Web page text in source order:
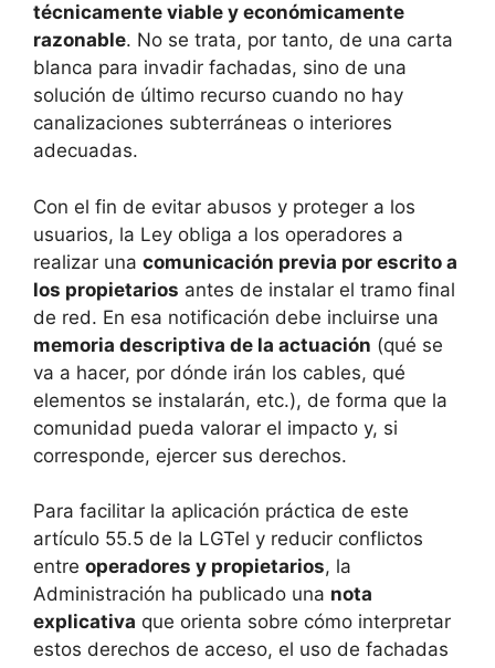
técnicamente viable y económicamente
razonable. No se trata, por tanto, de una carta
blanca para invadir fachadas, sino de una
solución de último recurso cuando no hay
canalizaciones subterráneas o interiores
adecuadas.
Con el fin de evitar abusos y proteger a los
usuarios, la Ley obliga a los operadores a
realizar una comunicación previa por escrito a
los propietarios antes de instalar el tramo final
de red. En esa notificación debe incluirse una
memoria descriptiva de la actuación (qué se
va a hacer, por dónde irán los cables, qué
elementos se instalarán, etc.), de forma que la
comunidad pueda valorar el impacto y, si
corresponde, ejercer sus derechos.
Para facilitar la aplicación práctica de este
artículo 55.5 de la LGTel y reducir conflictos
entre operadores y propietarios, la
Administración ha publicado una nota
explicativa que orienta sobre cómo interpretar
estos derechos de acceso, el uso de fachadas